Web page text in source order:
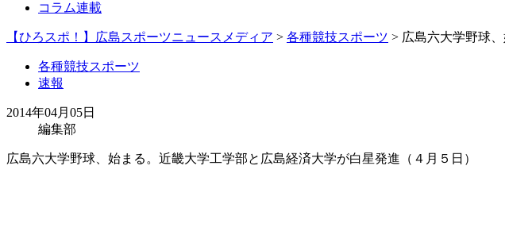
コラム連載
【ひろスポ！】広島スポーツニュースメディア > 各種競技スポーツ > 広島六大学野球
各種競技スポーツ
速報
2014年04月05日
編集部
広島六大学野球、始まる。近畿大学工学部と広島経済大学が白星発進（４月５日）